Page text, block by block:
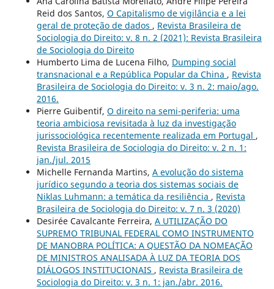
Reid dos Santos, O Capitalismo de vigilância e a lei
geral de proteção de dados , Revista Brasileira de
Sociologia do Direito: v. 8 n. 2 (2021): Revista Brasileira
de Sociologia do Direito
Humberto Lima de Lucena Filho, Dumping social
transnacional e a República Popular da China , Revista
Brasileira de Sociologia do Direito: v. 3 n. 2: maio/ago.
2016.
Pierre Guibentif, O direito na semi-periferia: uma
teoria ambiciosa revisitada à luz da investigação
jurissociológica recentemente realizada em Portugal ,
Revista Brasileira de Sociologia do Direito: v. 2 n. 1:
jan./jul. 2015
Michelle Fernanda Martins, A evolução do sistema
jurídico segundo a teoria dos sistemas sociais de
Niklas Luhmann: a temática da resiliência , Revista
Brasileira de Sociologia do Direito: v. 7 n. 3 (2020)
Desirée Cavalcante Ferreira, A UTILIZAÇÃO DO
SUPREMO TRIBUNAL FEDERAL COMO INSTRUMENTO
DE MANOBRA POLÍTICA: A QUESTÃO DA NOMEAÇÃO
DE MINISTROS ANALISADA À LUZ DA TEORIA DOS
DIÁLOGOS INSTITUCIONAIS , Revista Brasileira de
Sociologia do Direito: v. 3 n. 1: jan./abr. 2016.